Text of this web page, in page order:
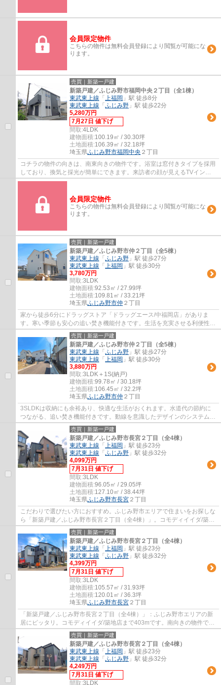
会員限定物件
こちらの物件は無料会員登録により閲覧が可能にな
ります。
売買｜新築一戸建
新築戸建／ふじみ野市福岡中央２丁目（全1棟）
東武東上線 「 上福岡 」駅 徒歩8分
東武東上線 「 ふじみ野 」駅 徒歩22分
5,280万円
7月27日 値下げ
間取:4LDK
建物面積:100.19㎡ / 30.30坪
土地面積:106.39㎡ / 32.18坪
埼玉県ふじみ野市福岡中央 ２丁目
コチラの物件の向きは、南東向きの物件です。浴室は窓付きタイプを採用
しており、換気と採光が簡単にできます。来訪者の顔が見えるTVインタ
ーホン付き。浴室乾燥機のあるお風呂場は洗...
会員限定物件
こちらの物件は無料会員登録により閲覧が可能にな
ります。
売買｜新築一戸建
新築戸建／ふじみ野市仲２丁目（全5棟）
東武東上線 「 ふじみ野 」駅 徒歩27分
東武東上線 「 上福岡 」駅 徒歩30分
3,780万円
間取:3LDK
建物面積:92.53㎡ / 27.99坪
土地面積:109.81㎡ / 33.21坪
埼玉県ふじみ野市仲 ２丁目
家から徒歩6分にドラッグストア「ドラッグエース/中福岡店」がありま
す。寒い季節も安心の追い焚き機能付きです。生活を充実させる利便性が
高い新築の戸建て物件です。浴室乾燥機のあ...
売買｜新築一戸建
新築戸建／ふじみ野市仲２丁目（全5棟）
東武東上線 「 ふじみ野 」駅 徒歩27分
東武東上線 「 上福岡 」駅 徒歩30分
3,880万円
間取:3LDK＋1S(納戸)
建物面積:99.78㎡ / 30.18坪
土地面積:106.45㎡ / 32.2坪
埼玉県ふじみ野市仲 ２丁目
3SLDKは収納にも余裕あり、快適な生活がおくれます。水道代の節約に
つながる、追い焚き機能付きです。動線を意識したデザインのシステムキ
ッチン付きで作業能率が上がります。キッチン...
売買｜新築一戸建
新築戸建／ふじみ野市長宮２丁目（全4棟）
東武東上線 「 上福岡 」駅 徒歩23分
東武東上線 「 ふじみ野 」駅 徒歩32分
4,099万円
7月31日 値下げ
間取:3LDK
建物面積:96.05㎡ / 29.05坪
土地面積:127.10㎡ / 38.44坪
埼玉県ふじみ野市長宮 ２丁目
こだわりで選びたい方におすすめ。ふじみ野市エリアで住まいをお探しな
ら「新築戸建／ふじみ野市長宮２丁目（全4棟）」。コモディイイダ/築地
店まで403mです。外の明かりを存分に取り...
売買｜新築一戸建
新築戸建／ふじみ野市長宮２丁目（全4棟）
東武東上線 「 上福岡 」駅 徒歩23分
東武東上線 「 ふじみ野 」駅 徒歩32分
4,399万円
7月31日 値下げ
間取:3LDK
建物面積:105.57㎡ / 31.93坪
土地面積:120.01㎡ / 36.3坪
埼玉県ふじみ野市長宮 ２丁目
「新築戸建／ふじみ野市長宮２丁目（全4棟）」：ふじみ野市エリアの新
居にピッタリ。コモディイイダ/築地店まで403mです。南向きの物件で
す。雨の日で濡れた上着や傘もすぐに乾燥でき...
売買｜新築一戸建
新築戸建／ふじみ野市長宮２丁目（全4棟）
東武東上線 「 上福岡 」駅 徒歩23分
東武東上線 「 ふじみ野 」駅 徒歩32分
4,249万円
7月31日 値下げ
間取:3LDK